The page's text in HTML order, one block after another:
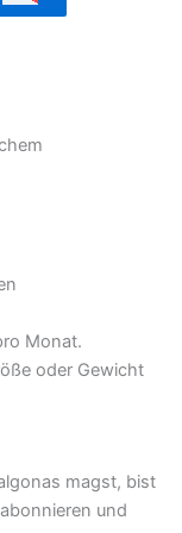
Monat.
oder Gewicht
magst, bist
und